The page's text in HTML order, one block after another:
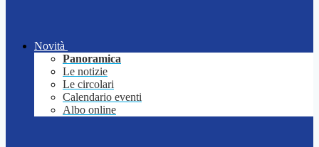
Novità
Panoramica
Le notizie
Le circolari
Calendario eventi
Albo online